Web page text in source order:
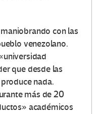
con las
venezolano.
que desde las
nada.
más de 20
académicos